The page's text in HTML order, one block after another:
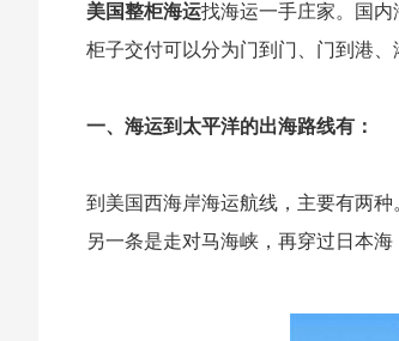
美国整柜海运找海运一手庄家。国
柜子交付可以分为门到门、门到港、
一、海运到太平洋的出海路线有：
到美国西海岸海运航线，主要有两
另一条是走对马海峡，再穿过日本